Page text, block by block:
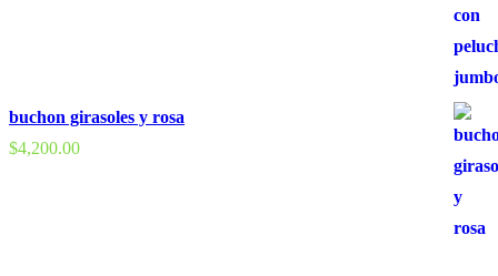
buchon girasoles y rosa
$4,200.00